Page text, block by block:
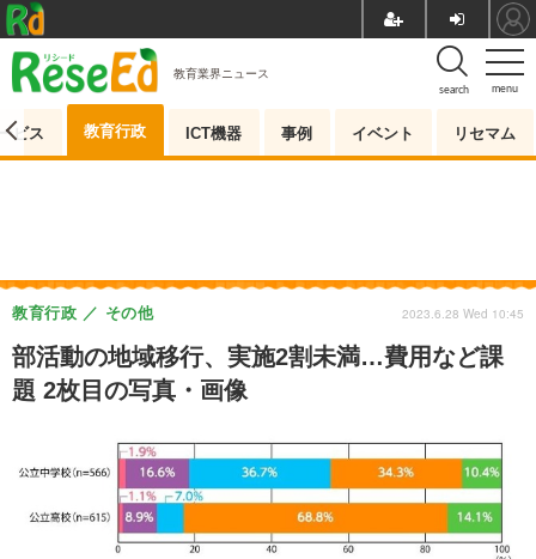
menu
search
教育業界ニュース
ビス 教育行政 ICT機器 事例 イベント リセマム
部活動の地域移行、実施2割未満…費用など課
題 2枚目の写真・画像
教育行政 その他 2023.6.28 Wed 10:45